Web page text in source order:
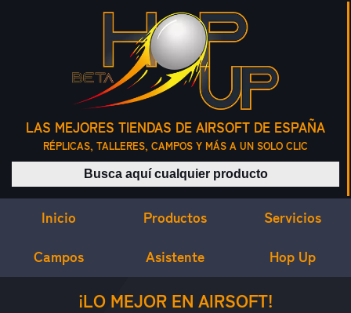
LAS MEJORES TIENDAS DE AIRSOFT DE ESPAÑA
RÉPLICAS, TALLERES, CAMPOS Y MÁS A UN SOLO CLIC
Buscar productos
Inicio Productos Servicios
Campos Asistente Hop Up
¿QUÉ ES HOP UP?¡LO MEJOR EN AIRSOFT!